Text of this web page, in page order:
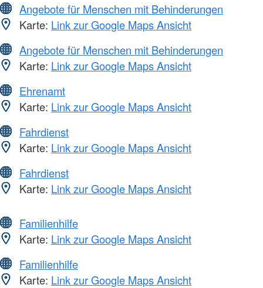
Angebote für Menschen mit Behinderungen
Karte: Link zur Google Maps Ansicht
Angebote für Menschen mit Behinderungen
Karte: Link zur Google Maps Ansicht
Ehrenamt
Karte: Link zur Google Maps Ansicht
Fahrdienst
Karte: Link zur Google Maps Ansicht
Fahrdienst
Karte: Link zur Google Maps Ansicht
Familienhilfe
Karte: Link zur Google Maps Ansicht
Familienhilfe
Karte: Link zur Google Maps Ansicht